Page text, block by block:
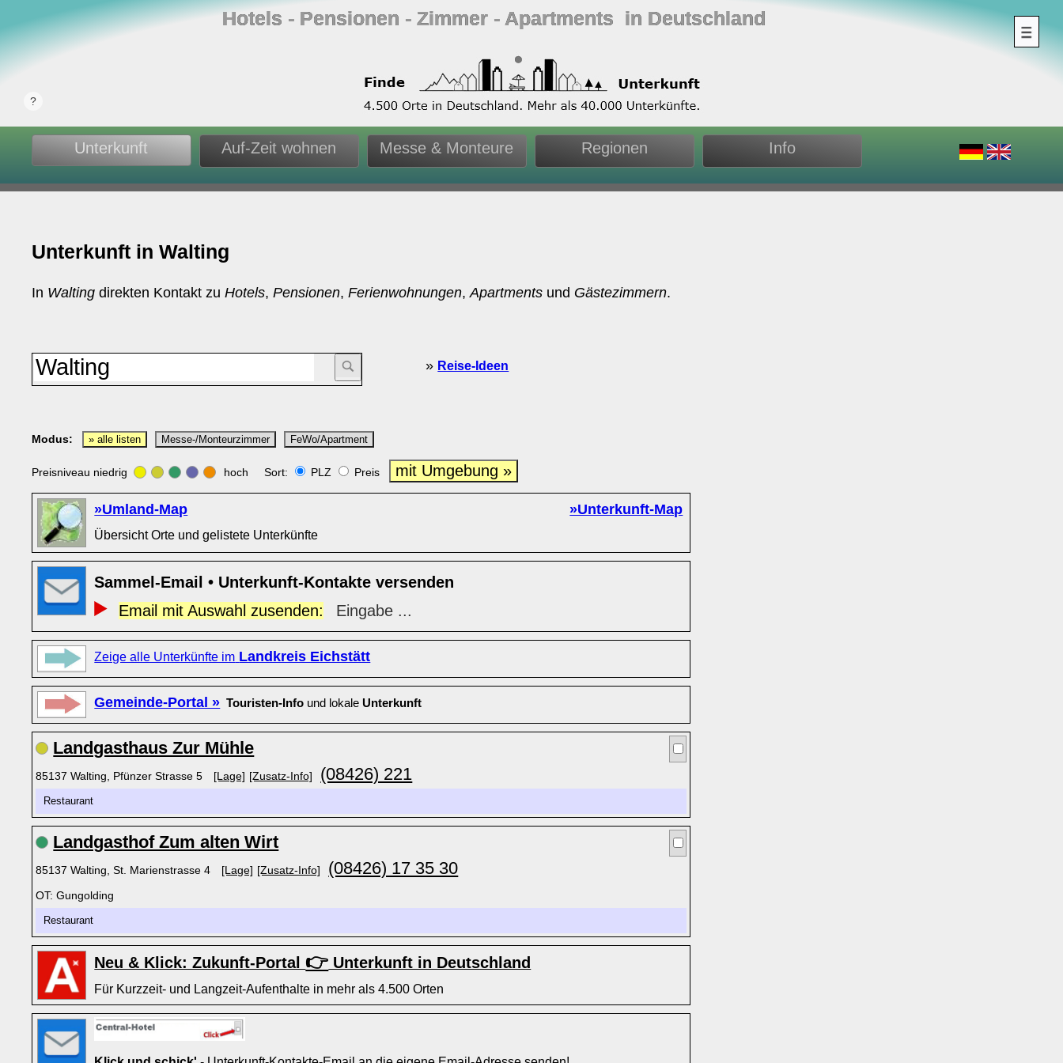
Hotels ‐ Pensionen ‐ Zimmer ‐ Apartments in Deutschland
Unterkunft Auf-Zeit wohnen Messe & Monteure Regionen Info
Unterkunft in Walting
In Walting direkten Kontakt zuHotels,Pensionen,Ferienwohnungen,Apartments und Gästezimmern.
» Reise-Ideen
Modus: » alle listen Messe-/Monteurzimmer FeWo/Apartment
Preisniveau niedrig hoch Sort: PLZ Preis mit Umgebung »
»Umland-Map »Unterkunft-Map
Übersicht Orte und gelistete Unterkünfte
Sammel-Email • Unterkunft-Kontakte versenden
Email mit Auswahl zusenden:
Eingabe ...
Zeige alle Unterkünfte im Landkreis Eichstätt
Gemeinde-Portal » Touristen-Info und lokale Unterkunft
Landgasthaus Zur Mühle
85137 Walting, Pfünzer Strasse 5 [Lage] [Zusatz-Info] (08426) 221
Restaurant
Landgasthof Zum alten Wirt
85137 Walting, St. Marienstrasse 4 [Lage] [Zusatz-Info] (08426) 17 35 30
OT: Gungolding
Restaurant
Neu & Klick: Zukunft-Portal 👉 Unterkunft in Deutschland
Für Kurzzeit- und Langzeit-Aufenthalte in mehr als 4.500 Orten